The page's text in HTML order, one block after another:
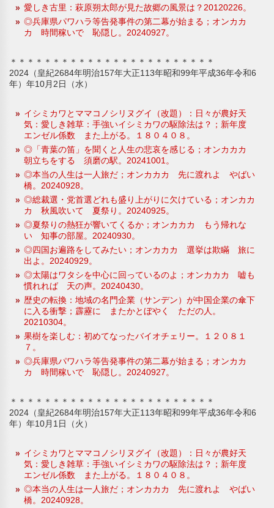
愛しき古里：萩原朔太郎が見た故郷の風景は？20120226。
◎兵庫県パワハラ等告発事件の第二幕が始まる；オンカカ
カ 時間稼いで 恥隠し。20240927。
＊＊＊＊＊＊＊＊＊＊＊＊＊＊＊＊＊＊＊＊＊＊＊＊
2024（皇紀2684年明治157年大正113年昭和99年平成36年令和6
年）年10月2日（水）
イシミカワとママコノシリヌグイ（改題）：日々が農好天
気：愛しき雑草：手強いイシミカワの駆除法は？；新年度
エンゼル係数 また上がる。１８０４０８。
◎「青葉の笛」を聞くと人生の悲哀を感じる；オンカカカ
朝立ちをする 須磨の駅。20241001。
◎本当の人生は一人旅だ；オンカカカ 先に渡れよ やばい
橋。20240928。
◎総裁選・党首選どれも盛り上がりに欠けている；オンカカ
カ 秋風吹いて 夏祭り。20240925。
◎夏祭りの熱狂が響いてくるか；オンカカカ もう帰れな
い 知事の部屋。20240930。
◎四国お遍路をしてみたい；オンカカカ 選挙は欺瞞 旅に
出よ。20240929。
◎太陽はワタシを中心に回っているのよ；オンカカカ 嘘も
慣れれば 天の声。20240430。
歴史の転換：地域の名門企業（サンデン）が中国企業の傘下
に入る衝撃；霹靂に またかとぼやく ただの人。
20210304。
果樹を楽しむ：初めてなったバイオチェリー。１２０８１
７。
◎兵庫県パワハラ等告発事件の第二幕が始まる；オンカカ
カ 時間稼いで 恥隠し。20240927。
＊＊＊＊＊＊＊＊＊＊＊＊＊＊＊＊＊＊＊＊＊＊＊＊
2024（皇紀2684年明治157年大正113年昭和99年平成36年令和6
年）年10月1日（火）
イシミカワとママコノシリヌグイ（改題）：日々が農好天
気：愛しき雑草：手強いイシミカワの駆除法は？；新年度
エンゼル係数 また上がる。１８０４０８。
◎本当の人生は一人旅だ；オンカカカ 先に渡れよ やばい
橋。20240928。